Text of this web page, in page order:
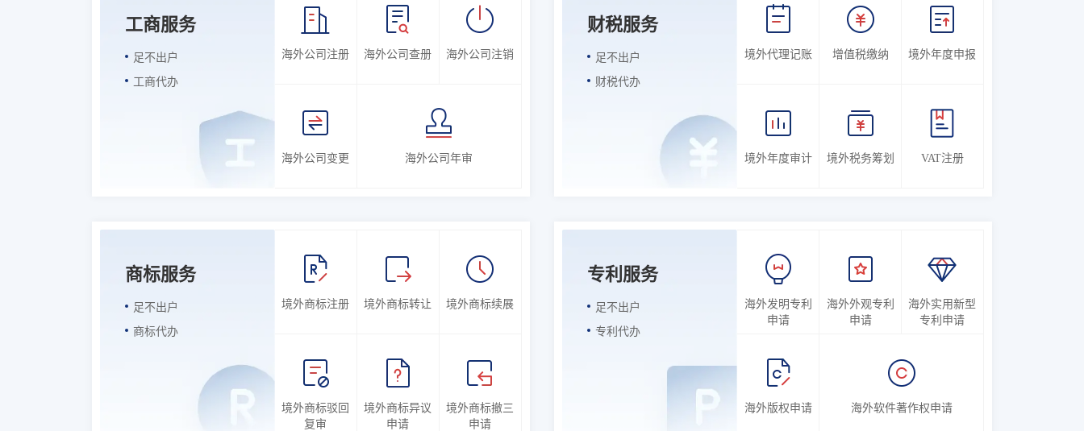
工商服务
足不出户
工商代办
海外公司注册 海外公司查册 海外公司注销
海外公司变更 海外公司年审
财税服务
足不出户
财税代办
境外代理记账 增值税缴纳 境外年度申报
境外年度审计 境外税务筹划 VAT注册
商标服务
足不出户
商标代办
境外商标注册 境外商标转让 境外商标续展
境外商标驳回
复审
境外商标异议
申请
境外商标撤三
申请
专利服务
足不出户
专利代办
海外发明专利
申请
海外外观专利
申请
海外实用新型
专利申请
海外版权申请 海外软件著作权申请